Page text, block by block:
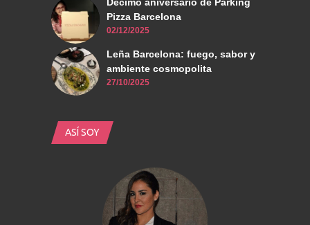
Décimo aniversario de Parking
Pizza Barcelona
02/12/2025
Leña Barcelona: fuego, sabor y
ambiente cosmopolita
27/10/2025
ASÍ SOY